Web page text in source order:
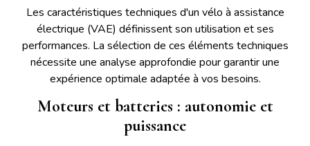
Les caractéristiques techniques d'un vélo à assistance
électrique (VAE) définissent son utilisation et ses
performances. La sélection de ces éléments techniques
nécessite une analyse approfondie pour garantir une
expérience optimale adaptée à vos besoins.
Moteurs et batteries : autonomie et
puissance